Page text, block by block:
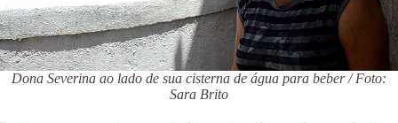
Dona Severina ao lado de sua cisterna de água para beber / Foto:
Sara Brito